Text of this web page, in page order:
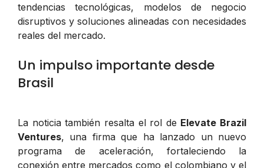
tendencias tecnológicas, modelos de negocio
disruptivos y soluciones alineadas con necesidades
reales del mercado.
Un impulso importante desde
Brasil
La noticia también resalta el rol de Elevate Brazil
Ventures, una firma que ha lanzado un nuevo
programa de aceleración, fortaleciendo la
conexión entre mercados como el colombiano y el